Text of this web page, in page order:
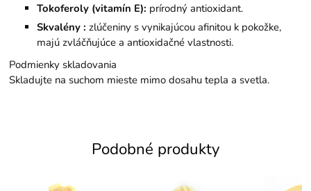
Tokoferoly (vitamín E): prírodný antioxidant.
Skvalény: zlúčeniny s vynikajúcou afinitou k pokožke,
majú zvláčňujúce a antioxidačné vlastnosti.
Podmienky skladovania
Skladujte na suchom mieste mimo dosahu tepla a svetla.
Podobné produkty